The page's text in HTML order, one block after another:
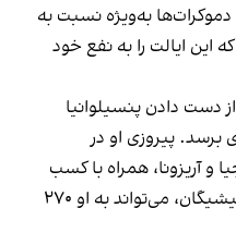
دارند و دموکرات‌ها به‌ویژه نسبت به
این ایالت را به نفع خود
دست دادن پنسیلوانیا
برسد. پیروزی او در
و آریزونا، همراه با کسب
یکی از ایالت‌های دیوار آبی مانند میشیگان، می‌تواند به او ۲۷۰